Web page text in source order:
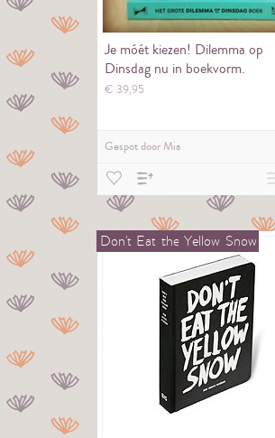
Je móét kiezen! Dilemma op
Dinsdag nu in boekvorm.
€ 39,95
Gespot doorMia
Don't Eat the Yellow Snow